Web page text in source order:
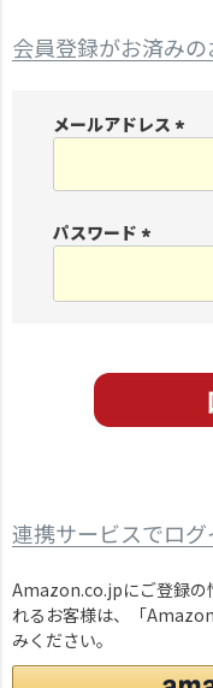
会員登録がお済み
メールアドレス
パスワード
連携サービスでロ
Amazon.co.jpにご登録の
れるお客様は、「
みください。